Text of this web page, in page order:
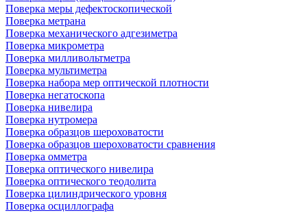
Поверка меры дефектоскопической
Поверка метрана
Поверка механического адгезиметра
Поверка микрометра
Поверка милливольтметра
Поверка мультиметра
Поверка набора мер оптической плотности
Поверка негатоскопа
Поверка нивелира
Поверка нутромера
Поверка образцов шероховатости
Поверка образцов шероховатости сравнения
Поверка омметра
Поверка оптического нивелира
Поверка оптического теодолита
Поверка цилиндрического уровня
Поверка осциллографа